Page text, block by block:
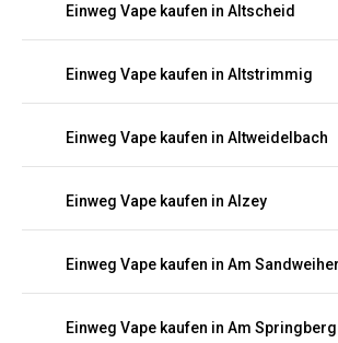
Einweg Vape kaufen in Altscheid
Einweg Vape kaufen in Altstrimmig
Einweg Vape kaufen in Altweidelbach
Einweg Vape kaufen in Alzey
Einweg Vape kaufen in Am Sandweiher
Einweg Vape kaufen in Am Springberg